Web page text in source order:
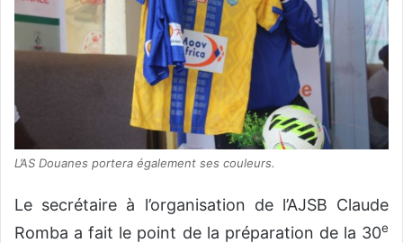
L’AS Douanes portera également ses couleurs.
Le secrétaire à l’organisation de l’AJSB Claude
Romba a fait le point de la préparation de la 30e